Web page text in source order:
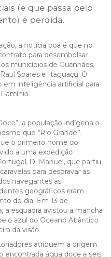
(e que passa pelo
é perdida.
a notícia boa é que no
para desembolsar
municípios de Guanhães,
Soares e Itaguaçu. O
em inteligência artificial para
a população indígena o
que “Rio Grande”.
o primeiro nome do
a uma expedição
D. Manuel, que partiu
para desbravar as
navegantes as
geográficos eram
do dia. Em 13 de
a esquadra avistou a mancha
azul do Oceano Atlântico
da visão.
atribuem a origem
encontrada água doce a seis